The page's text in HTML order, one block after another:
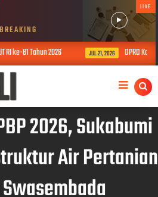
BREAKING
LIVE
2026 JUL 21, 2026 DPRD Kabupaten
2026, Sukabumi
Air Pertanian